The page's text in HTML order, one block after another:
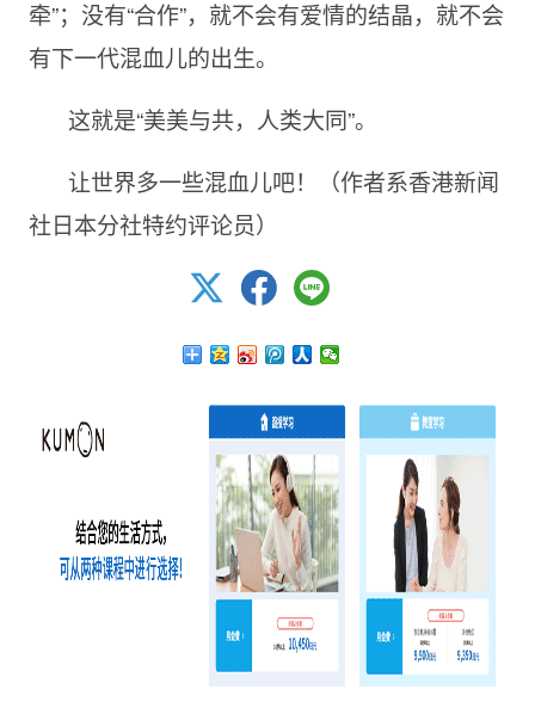
牵”；没有“合作”，就不会有爱情的结晶，就不会
有下一代混血儿的出生。
这就是“美美与共，人类大同”。
让世界多一些混血儿吧！（作者系香港新闻
社日本分社特约评论员）